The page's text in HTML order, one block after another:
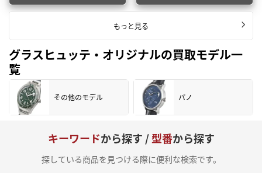
もっと見る
グラスヒュッテ・オリジナルの買取モデル一
覧
その他のモデル パノ
キーワードから探す /型番から探す
探している商品を見つける際に便利な検索です。